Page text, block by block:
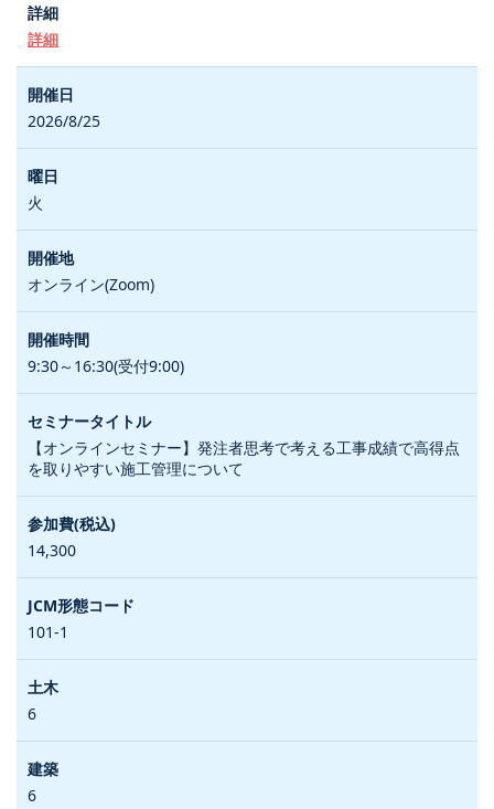
詳細
2026/8/25
火
オンライン(Zoom)
9:30～16:30(受付9:00)
【オンラインセミナー】発注者思考で考える工事成績で高得点
を取りやすい施工管理について
14,300
101-1
6
6